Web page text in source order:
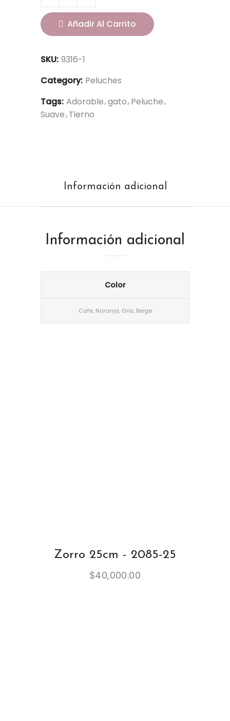
Añadir Al Carrito
SKU: 9316-1
Category: Peluches
Tags: Adorable gato Peluche
Suave Tierno
Información adicional
Información adicional
Color
Cafe, Naranja, Gris, Beige
Zorro 25cm - 2085-25
$40,000.00